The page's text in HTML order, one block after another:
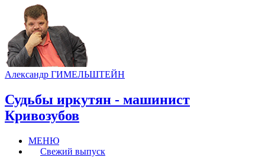
Александр ГИМЕЛЬШТЕЙН
Судьбы иркутян - машинист
Кривозубов
МЕНЮ
Свежий выпуск